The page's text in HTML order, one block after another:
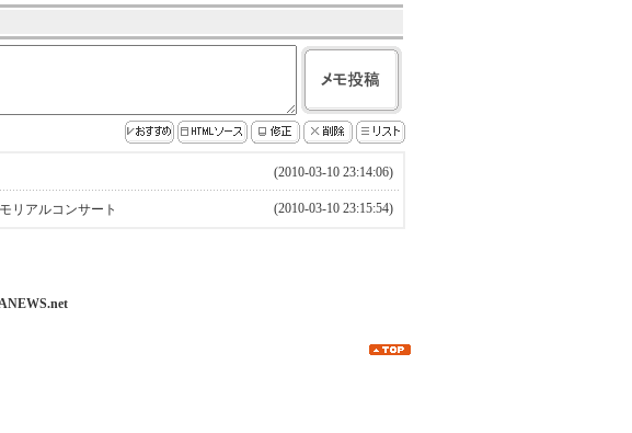
(2010-03-10 23:14:06)
リアルコンサート (2010-03-10 23:15:54)